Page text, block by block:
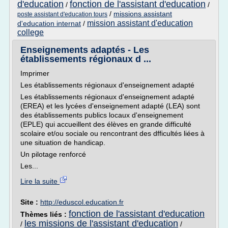
d'education / fonction de l'assistant d'education /
poste assistant d'education tours / missions assistant
d'education internat / mission assistant d'education
college
Enseignements adaptés - Les
établissements régionaux d ...
Imprimer
Les établissements régionaux d'enseignement adapté
Les établissements régionaux d'enseignement adapté
(EREA) et les lycées d'enseignement adapté (LEA) sont
des établissements publics locaux d'enseignement
(EPLE) qui accueillent des élèves en grande difficulté
scolaire et/ou sociale ou rencontrant des dfficultés liées à
une situation de handicap.
Un pilotage renforcé
Les...
Lire la suite
Site : http://eduscol.education.fr
Thèmes liés : fonction de l'assistant d'education
/ les missions de l'assistant d'education /